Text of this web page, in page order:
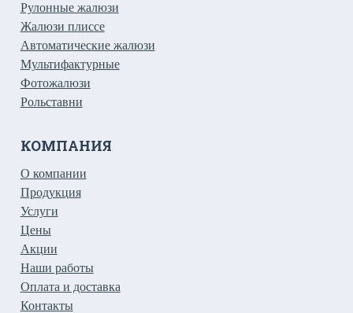
Рулонные жалюзи
Жалюзи плиссе
Автоматические жалюзи
Мультифактурные
Фотожалюзи
Рольставни
КОМПАНИЯ
О компании
Продукция
Услуги
Цены
Акции
Наши работы
Оплата и доставка
Контакты